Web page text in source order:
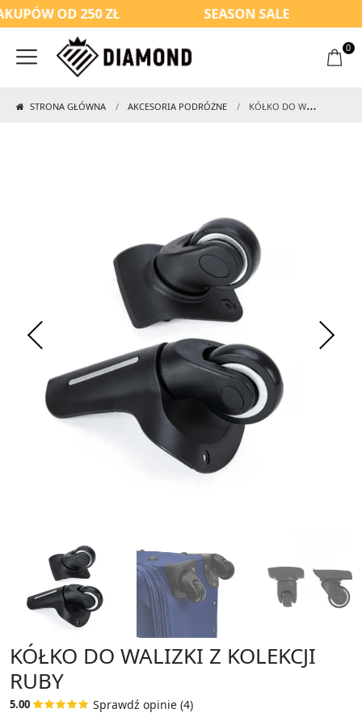
OD 250 ZŁ SEASON SALE
0
STRONA GŁÓWNA AKCESORIA PODRÓŻNE KÓŁKO DO WALIZKI Z KOLEKCJI RUBY
KÓŁKO DO WALIZKI Z KOLEKCJI
RUBY
5.00 Sprawdź opinie (4)